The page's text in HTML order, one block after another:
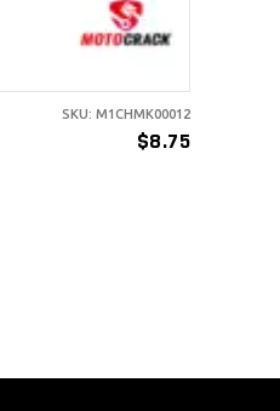
$8.75
SKU: M1CHMK00012